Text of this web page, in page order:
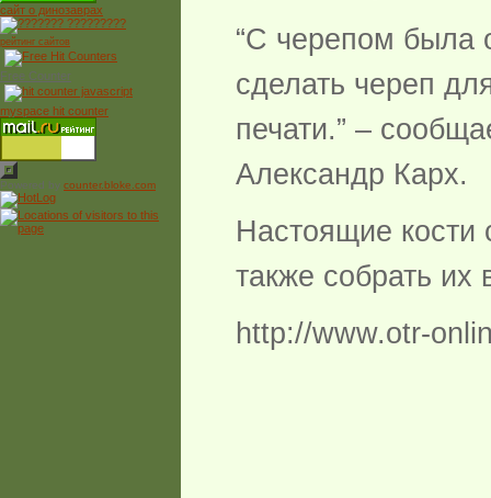
сайт о динозаврах
рейтинг сайтов
Free Counter
myspace hit counter
Powered by counter.bloke.com
“С черепом была
сделать череп
печати.” –
Александр Карх.
Настоящие кости
также собрать их
http://www.otr-